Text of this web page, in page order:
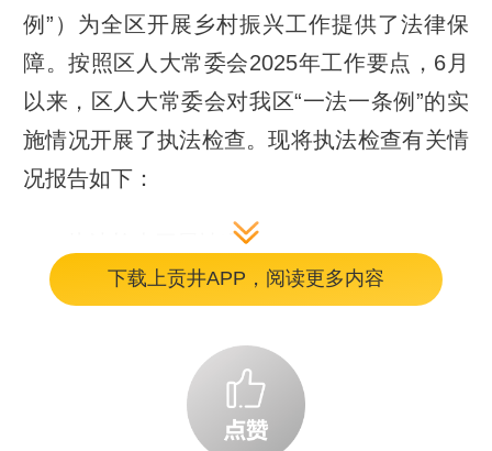
例”）为全区开展乡村振兴工作提供了法律保
障。按照区人大常委会2025年工作要点，6月
以来，区人大常委会对我区“一法一条例”的实
施情况开展了执法检查。现将执法检查有关情
况报告如下：
一、执法检查开展情况
通过开展“一法一条例”执法检查，全面了解
区、镇政府（含长土街）和部门贯彻落实“一
法一条例”情况，查找存在问题，提出意见建
议，进一步推动全区城乡统筹发展，全面提升
下载上贡井APP，阅读更多内容